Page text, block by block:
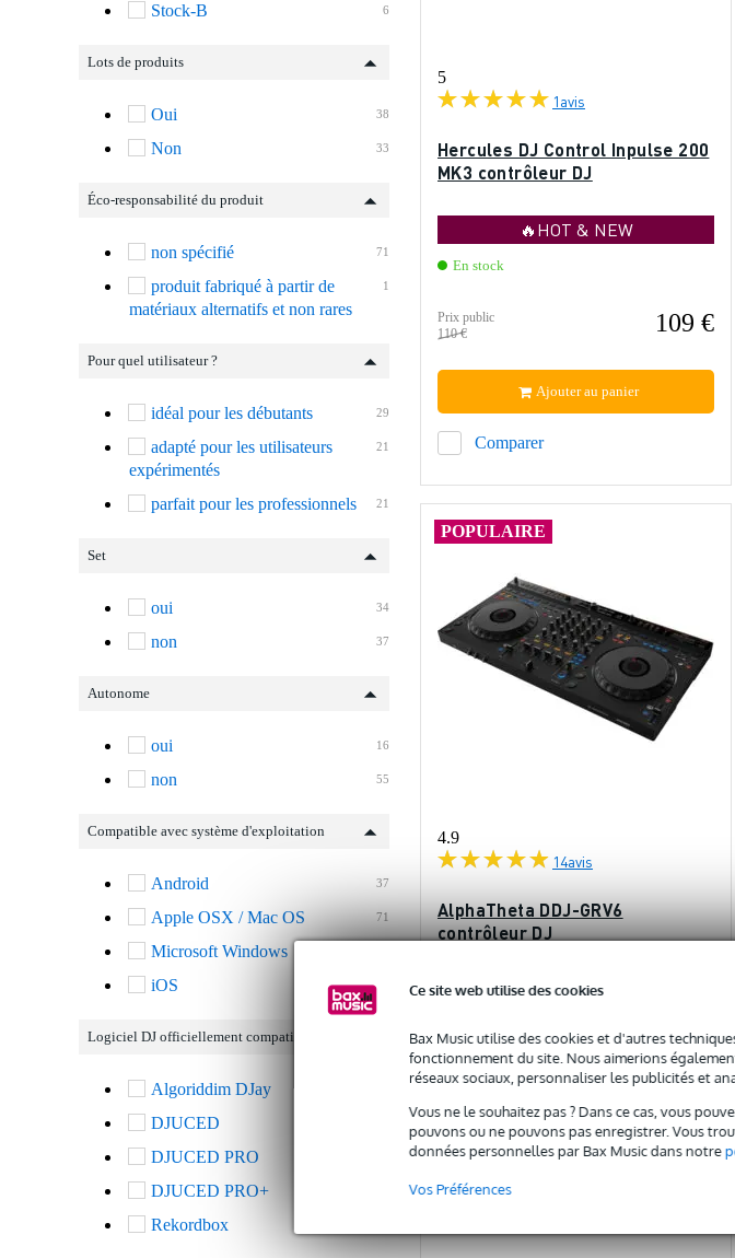
Ce site web utilise des cookies
Bax Music utilise des cookies et d'autres
fonctionnement du site. Nous aimerions
réseaux sociaux, personnaliser les publicités et
Vous ne le souhaitez pas ? Dans ce cas, vous
pouvons ou ne pouvons pas enregistrer. Vous
données personnelles par Bax Music dans notre
Vos Préférences
6
Stock-B
Lots de produits
38
Oui
33
Non
Éco-responsabilité du produit
71
non spécifié
1
produit fabriqué à partir de
matériaux alternatifs et non rares
Pour quel utilisateur ?
29
idéal pour les débutants
21
adapté pour les utilisateurs
expérimentés
21
parfait pour les professionnels
Set
34
oui
37
non
Autonome
16
oui
55
non
Compatible avec système d'exploitation
37
Android
71
Apple OSX / Mac OS
Microsoft Windows
iOS
Logiciel DJ officiellement compatible
Algoriddim DJay
DJUCED
DJUCED PRO
DJUCED PRO+
Rekordbox
5
1avis
Hercules DJ Control Inpulse 200
MK3 contrôleur DJ
🔥HOT & NEW
En stock
Prix public
110 €
109 €
Comparer
Ajouter au panier
POPULAIRE
4.9
14avis
AlphaTheta DDJ-GRV6
contrôleur DJ
En stock
Prix public
889 €
719 €
Ajouter au panier